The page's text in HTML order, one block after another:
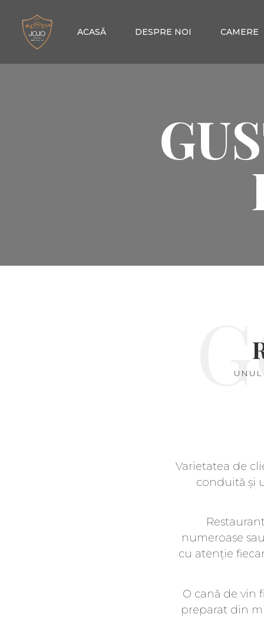
ACASĂ DESPRE NOI CAMERE
Varietatea de
conduită și
numeroase
cu atenție
O cană de vin
preparat din